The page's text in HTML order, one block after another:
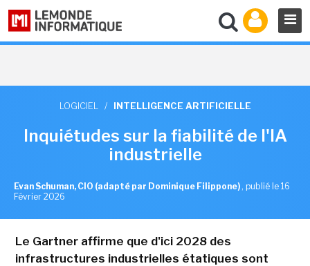
LOGICIEL / INTELLIGENCE ARTIFICIELLE
Inquiétudes sur la fiabilité de l'IA
industrielle
Evan Schuman, CIO (adapté par Dominique Filippone) , publié le 16
Février 2026
Le Gartner affirme que d'ici 2028 des
infrastructures industrielles étatiques sont